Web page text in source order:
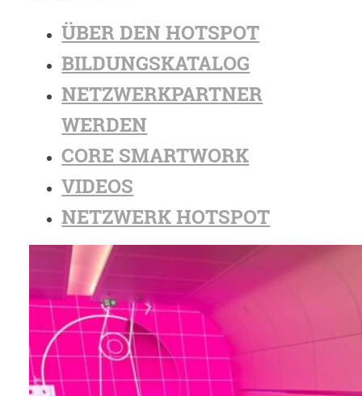
ÜBER DEN HOTSPOT
BILDUNGSKATALOG
NETZWERKPARTNER
WERDEN
CORE SMARTWORK
VIDEOS
NETZWERK HOTSPOT